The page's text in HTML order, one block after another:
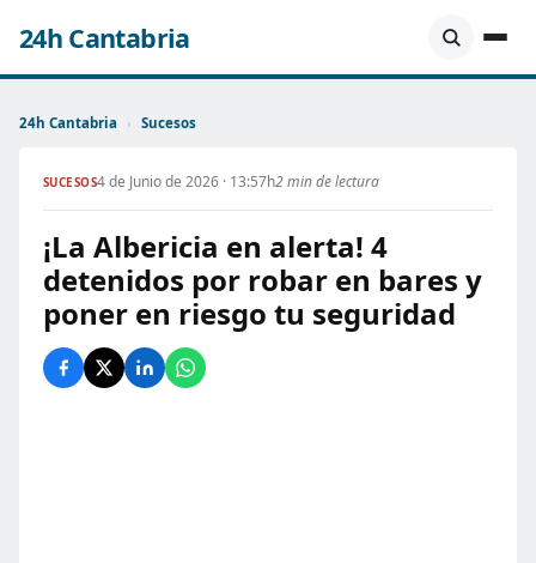
24h Cantabria
24h Cantabria › Sucesos
SUCESOS4 de Junio de 2026 · 13:57h2 min de lectura
¡La Albericia en alerta! 4
detenidos por robar en bares y
poner en riesgo tu seguridad